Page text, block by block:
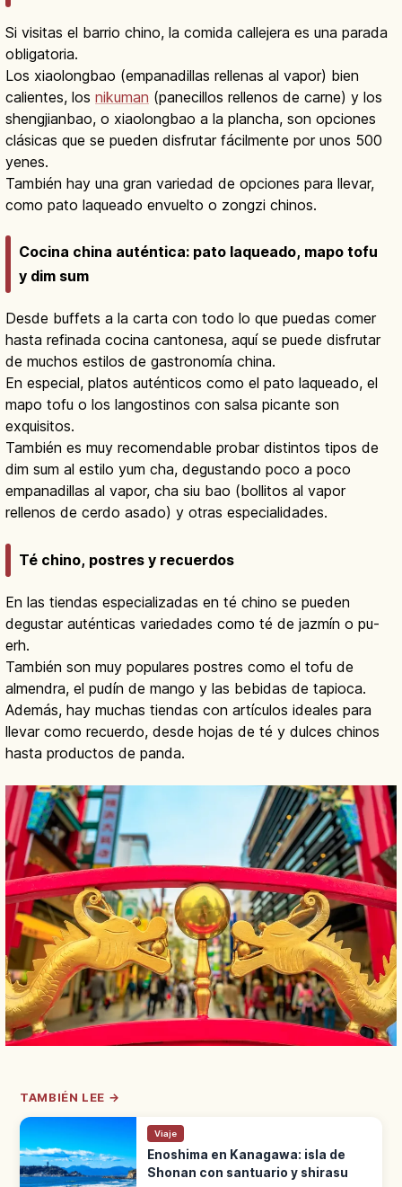
Si visitas el barrio chino, la comida callejera es una parada
obligatoria.
Los xiaolongbao (empanadillas rellenas al vapor) bien
calientes, los nikuman (panecillos rellenos de carne) y los
shengjianbao, o xiaolongbao a la plancha, son opciones
clásicas que se pueden disfrutar fácilmente por unos 500
yenes.
También hay una gran variedad de opciones para llevar,
como pato laqueado envuelto o zongzi chinos.
Cocina china auténtica: pato laqueado, mapo tofu
y dim sum
Desde buffets a la carta con todo lo que puedas comer
hasta refinada cocina cantonesa, aquí se puede disfrutar
de muchos estilos de gastronomía china.
En especial, platos auténticos como el pato laqueado, el
mapo tofu o los langostinos con salsa picante son
exquisitos.
También es muy recomendable probar distintos tipos de
dim sum al estilo yum cha, degustando poco a poco
empanadillas al vapor, cha siu bao (bollitos al vapor
rellenos de cerdo asado) y otras especialidades.
Té chino, postres y recuerdos
En las tiendas especializadas en té chino se pueden
degustar auténticas variedades como té de jazmín o pu-
erh.
También son muy populares postres como el tofu de
almendra, el pudín de mango y las bebidas de tapioca.
Además, hay muchas tiendas con artículos ideales para
llevar como recuerdo, desde hojas de té y dulces chinos
hasta productos de panda.
TAMBIÉN LEE →
Viaje
Enoshima en Kanagawa: isla de
Shonan con santuario y shirasu